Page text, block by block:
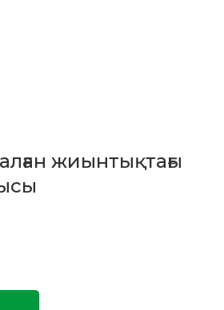
жиынтықтағы